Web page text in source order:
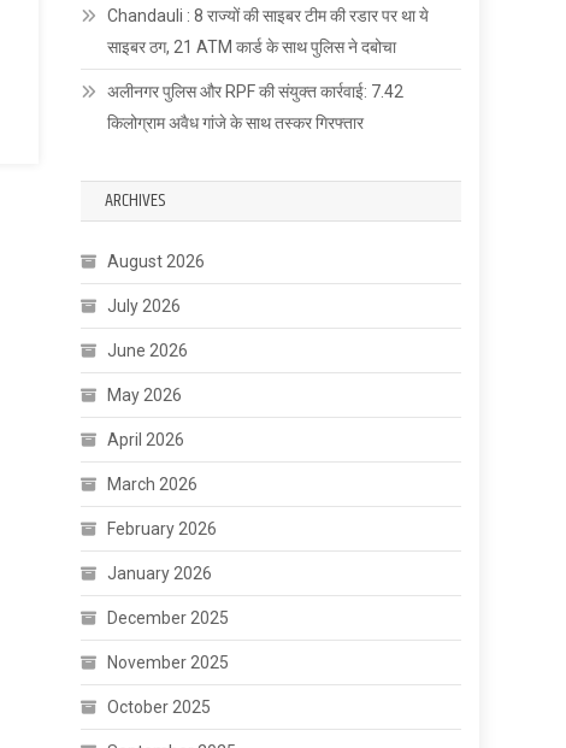
Chandauli : 8 राज्यों की साइबर टीम की रडार पर था ये
साइबर ठग, 21 ATM कार्ड के साथ पुलिस ने दबोचा
अलीनगर पुलिस और RPF की संयुक्त कार्रवाई: 7.42
किलोग्राम अवैध गांजे के साथ तस्कर गिरफ्तार
ARCHIVES
August 2026
July 2026
June 2026
May 2026
April 2026
March 2026
February 2026
January 2026
December 2025
November 2025
October 2025